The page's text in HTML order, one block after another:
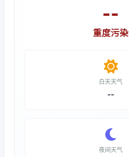
--
重度污染
白天天气
--
夜间天气